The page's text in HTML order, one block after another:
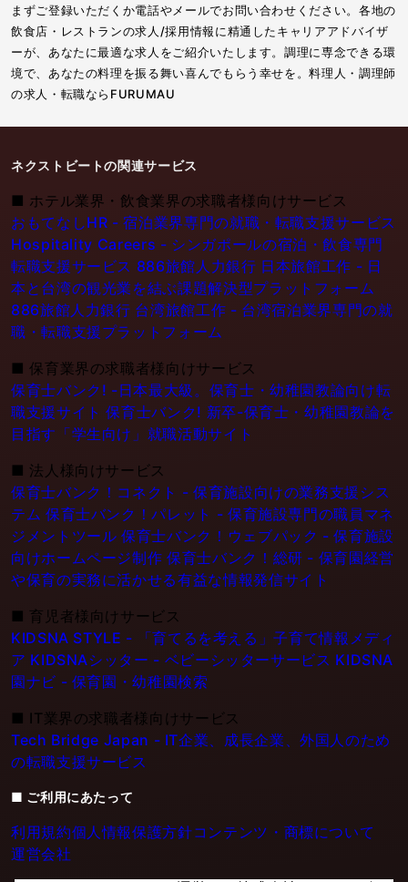
まずご登録いただくか電話やメールでお問い合わせください。各地の
飲食店・レストランの求人/採用情報に精通したキャリアアドバイザ
ーが、あなたに最適な求人をご紹介いたします。調理に専念できる環
境で、あなたの料理を振る舞い喜んでもらう幸せを。料理人・調理師
の求人・転職ならFURUMAU
ネクストビートの関連サービス
■ ホテル業界・飲食業界の求職者様向けサービス
おもてなしHR - 宿泊業界専門の就職・転職支援サービス
Hospitality Careers - シンガポールの宿泊・飲食専門
転職支援サービス 886旅館人力銀行 日本旅館工作 - 日
本と台湾の観光業を結ぶ課題解決型プラットフォーム
886旅館人力銀行 台湾旅館工作 - 台湾宿泊業界専門の就
職・転職支援プラットフォーム
■ 保育業界の求職者様向けサービス
保育士バンク! -日本最大級。保育士・幼稚園教論向け転
職支援サイト 保育士バンク! 新卒-保育士・幼稚園教論を
目指す「学生向け」就職活動サイト
■ 法人様向けサービス
保育士バンク！コネクト - 保育施設向けの業務支援シス
テム 保育士バンク！パレット - 保育施設専門の職員マネ
ジメントツール 保育士バンク！ウェブパック - 保育施設
向けホームページ制作 保育士バンク！総研 - 保育園経営
や保育の実務に活かせる有益な情報発信サイト
■ 育児者様向けサービス
KIDSNA STYLE - 「育てるを考える」子育て情報メディ
ア KIDSNAシッター - ベビーシッターサービス KIDSNA
園ナビ - 保育園・幼稚園検索
■ IT業界の求職者様向けサービス
Tech Bridge Japan - IT企業、成長企業、外国人のため
の転職支援サービス
■ ご利用にあたって
利用規約個人情報保護方針コンテンツ・商標について
運営会社